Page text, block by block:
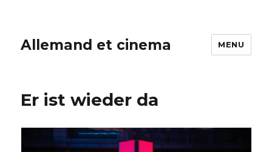
Allemand et cinema MENU
Er ist wieder da